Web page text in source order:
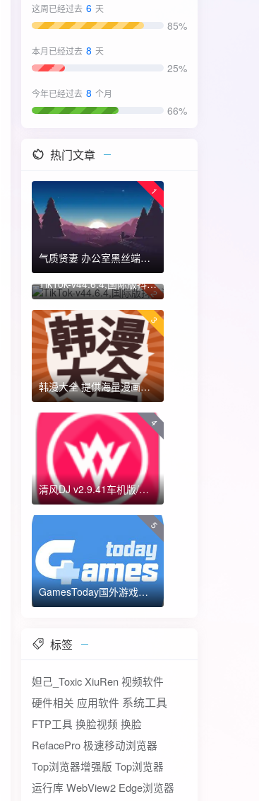
这周已经过去 6 天
85%
本月已经过去 8 天
25%
今年已经过去 8 个月
66%
热门文章
1
气质贤妻 办公室黑丝端木蓉 国漫女神 ​​​
2
TikTok-v44.6.4,国际版抖音海外畅享,免拔卡体验!附保姆级详细使用指南
3
韩漫大全 提供海量漫画资源
4
清风DJ v2.9.41车机版/手机版-全方位DJ舞曲
5
GamesToday国外游戏下载器 不需要T子
标签
妲己_ToxicXiuRen 视频软件
硬件相关 应用软件 系统工具
FTP工具 换脸视频 换脸
RefacePro极速移动浏览器
Top浏览器增强版 Top浏览器
运行库 WebView2 Edge浏览器